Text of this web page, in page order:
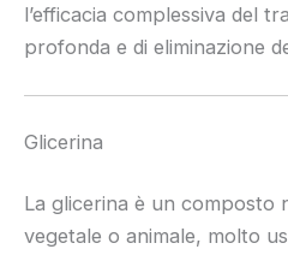
l’efficacia complessiva del
profonda e di eliminazione
Glicerina
La glicerina è un composto
vegetale o animale, molto